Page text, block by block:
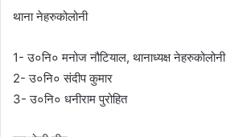
थाना नेहरुकोलोनी
1- उ०नि० मनोज नौटियाल, थानाध्यक्ष नेहरुकोलोनी
2- उ०नि० संदीप कुमार
3- उ०नि० धनीराम पुरोहित